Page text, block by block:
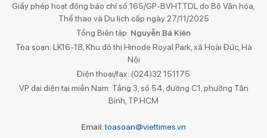
Giấy phép hoạt động báo chí số 165/GP-BVHTTDL do Bộ Văn hóa,
Thể thao và Du lịch cấp ngày 27/11/2025
Tổng Biên tập: Nguyễn Bá Kiên
Tòa soạn: LK16-18, Khu đô thị Hinode Royal Park, xã Hoài Đức, Hà
Nội
Điện thoại/fax: (024)32 151175
VP đại diện tại miền Nam: Tầng 3, số 54, đường C1, phường Tân
Bình, TP.HCM
Email:toasoan@viettimes.vn